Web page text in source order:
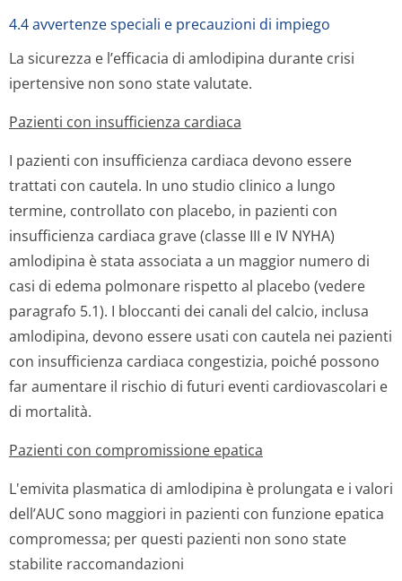
4.4 avvertenze speciali e precauzioni di impiego
La sicurezza e l’efficacia di amlodipina durante crisi
ipertensive non sono state valutate.
Pazienti con insufficienza cardiaca
I pazienti con insufficienza cardiaca devono essere
trattati con cautela. In uno studio clinico a lungo
termine, controllato con placebo, in pazienti con
insufficienza cardiaca grave (classe III e IV NYHA)
amlodipina è stata associata a un maggior numero di
casi di edema polmonare rispetto al placebo (vedere
paragrafo 5.1). I bloccanti dei canali del calcio, inclusa
amlodipina, devono essere usati con cautela nei pazienti
con insufficienza cardiaca congestizia, poiché possono
far aumentare il rischio di futuri eventi cardiovascolari e
di mortalità.
Pazienti con compromissione epatica
L'emivita plasmatica di amlodipina è prolungata e i valori
dell’AUC sono maggiori in pazienti con funzione epatica
compromessa; per questi pazienti non sono state
stabilite raccomandazioni